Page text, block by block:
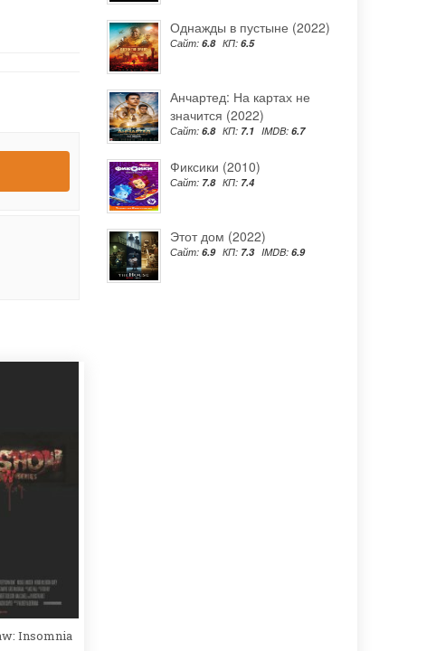
Insomnia
Однажды в пустыне (2022)
Сайт: 6.8 КП: 6.5
Анчартед: На картах не
значится (2022)
Сайт: 6.8 КП: 7.1 IMDB: 6.7
Фиксики (2010)
Сайт: 7.8 КП: 7.4
Этот дом (2022)
Сайт: 6.9 КП: 7.3 IMDB: 6.9